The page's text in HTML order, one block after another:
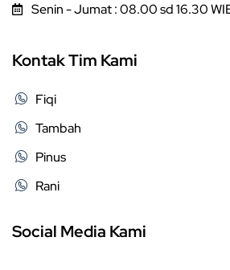
Senin - Jumat : 08.00 sd 16.30
Kontak Tim Kami
Fiqi
Tambah
Pinus
Rani
Social Media Kami